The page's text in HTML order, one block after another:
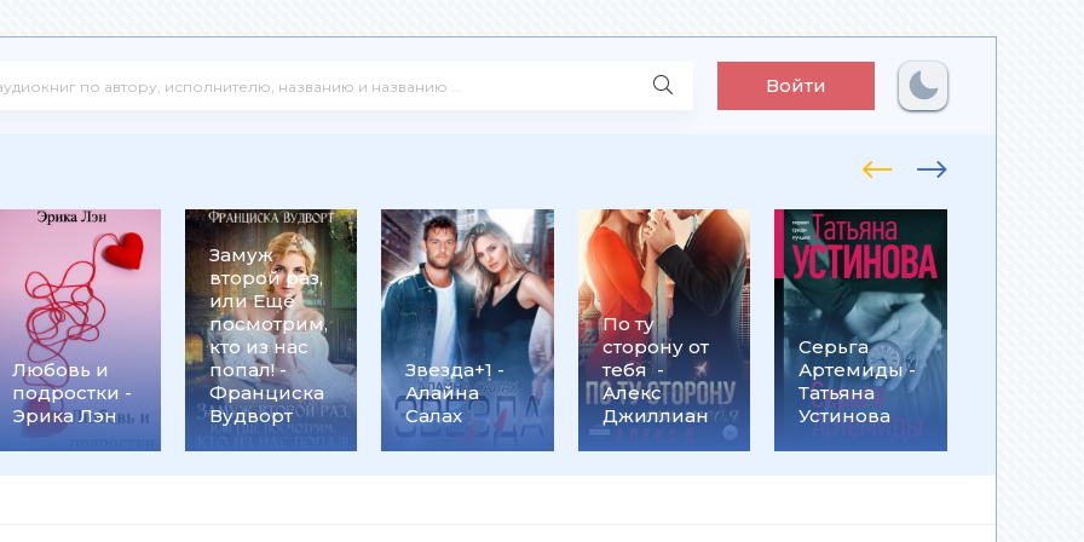
Войти
Любовь и
подростки -
Эрика Лэн
Замуж
второй раз,
или Ещё
посмотрим,
кто из нас
попал! -
Франциска
Вудворт
Звезда+1 -
Алайна
Салах
По ту
сторону от
тебя -
Алекс
Джиллиан
Серьга
Артемиды -
Татьяна
Устинова
на
- Ольга
Громыко